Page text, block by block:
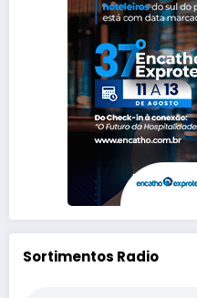
Sortimentos Radio